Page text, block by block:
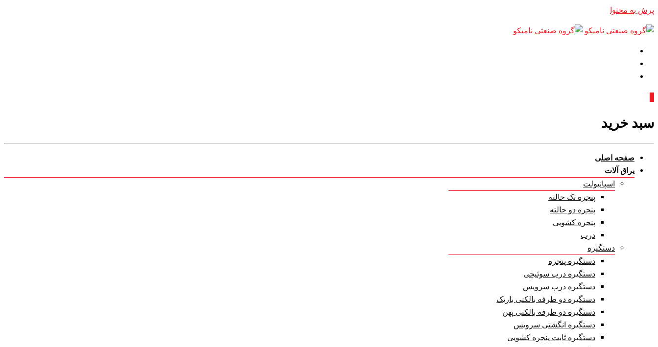
پرش به محتوا
سبد خرید
صفحه اصلی
یراق آلات
اسپانیولت
پنجره تک حالته
پنجره دو حالته
پنجره کشویی
درب
دستگیره
دستگیره پنجره
دستگیره درب سوئیچی
دستگیره درب سرویس
دستگیره دو طرفه بالکنی باریک
دستگیره دو طرفه بالکنی پهن
دستگیره انگشتی سرویس
دستگیره ثابت پنجره کشویی